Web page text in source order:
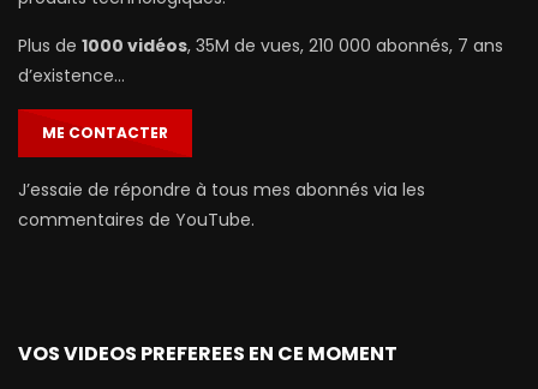
Plus de 1000 vidéos, 35M de vues, 210 000 abonnés, 7 ans
d’existence…
ME CONTACTER
J’essaie de répondre à tous mes abonnés via les
commentaires de YouTube.
VOS VIDEOS PREFEREES EN CE MOMENT